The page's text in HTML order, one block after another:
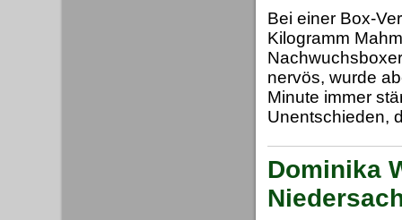
Bei einer Box-
Kilogramm
nervös, wurde
Minute immer
Unentschieden,
Dominika